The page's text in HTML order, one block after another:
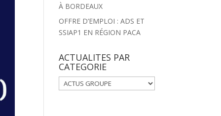
À BORDEAUX
OFFRE D’EMPLOI : ADS ET
SSIAP1 EN RÉGION PACA
ACTUALITES PAR
CATEGORIE
ACTUALITES
PAR